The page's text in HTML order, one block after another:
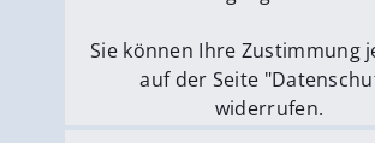
Sie können Ihre Zustimmung
auf der Seite
widerrufen.